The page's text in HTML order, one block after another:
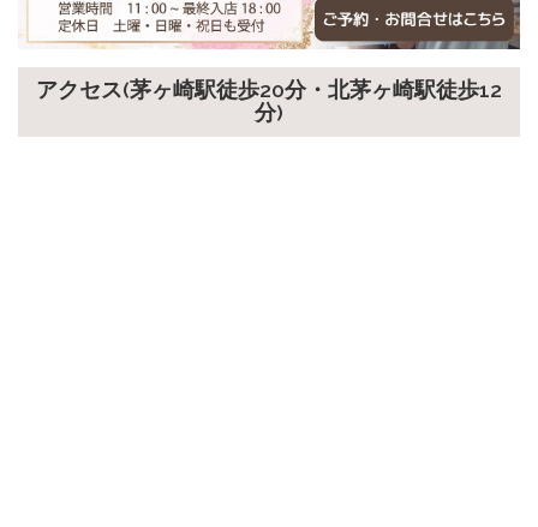
アクセス(茅ヶ崎駅徒歩20分・北茅ヶ崎駅徒歩12
分)